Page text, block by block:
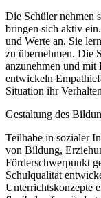
Die Schüler nehmen
bringen sich aktiv
und Werte an. Sie
zu übernehmen. Die
anzunehmen und mit
entwickeln
Situation ihr
Gestaltung des
Teilhabe in sozialer
von Bildung,
Förderschwerpunkt
Schulqualität
Unterrichtskonzepte